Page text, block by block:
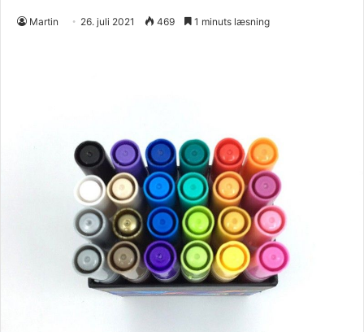
Martin 26. juli 2021 469 1 minuts læsning